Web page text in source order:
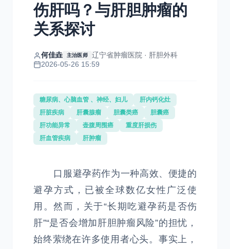
伤肝吗？与肝胆肿瘤的
关系探讨
何佳垚 主治医师
辽宁省肿瘤医院 · 肝胆外科
2026-05-26 15:59
糖尿病、心脑血管 、神经、妇儿
肝内钙化灶
肝脏疾病
肝囊腺瘤 胆囊类癌
胆囊癌
肝功能异常
壶腹周围癌
重度肝损伤
肝血管疾病
肝肿瘤
口服避孕药作为一种高效、便捷的
避孕方式，已被全球数亿女性广泛使
用。然而，关于“长期吃避孕药是否伤
肝”“是否会增加肝胆肿瘤风险”的担忧，
始终萦绕在许多使用者心头。事实上，